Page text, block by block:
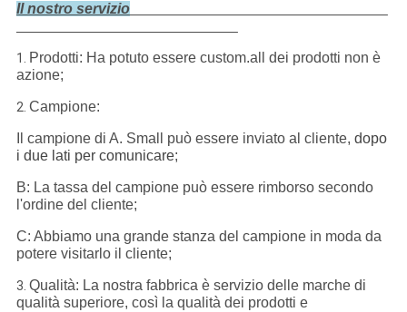
Il nostro servizio
1. Prodotti: Ha potuto essere custom.all dei prodotti non è
azione;
2. Campione:
Il campione di A. Small può essere inviato al cliente, dopo
i due lati per comunicare;
B: La tassa del campione può essere rimborso secondo
l'ordine del cliente;
C: Abbiamo una grande stanza del campione in moda da
potere visitarlo il cliente;
3. Qualità: La nostra fabbrica è servizio delle marche di
qualità superiore, così la qualità dei prodotti e